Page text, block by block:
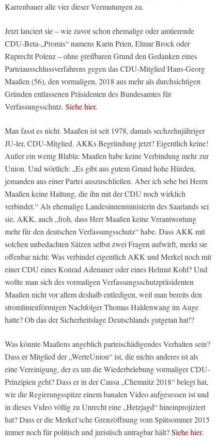
Karrenbauer alle vier dieser Vermutungen zu.
Jetzt lanciert sie – wie zuvor schon ehemalige oder amtierende
CDU-Beta-„Promis“ namens Karin Prien, Elmar Brock oder
Ruprecht Polenz – ohne greifbaren Grund den Gedanken eines
Parteiausschlussverfahrens gegen das CDU-Mitglied Hans-Georg
Maaßen (56), den vormaligen, 2018 aus mehr als durchsichtigen
Gründen entlassenen Präsidenten des Bundesamtes für
Verfassungsschutz. Siehe hier.
Man fasst es nicht. Maaßen ist seit 1978, damals sechzehnjähriger
JU-ler, CDU-Mitglied. AKKs Begründung jetzt? Eigentlich keine!
Außer ein wenig Blabla: Maaßen habe keine Verbindung mehr zur
Union. Und wörtlich: „Es gibt aus gutem Grund hohe Hürden,
jemanden aus einer Partei auszuschließen. Aber ich sehe bei Herrn
Maaßen keine Haltung, die ihn mit der CDU noch wirklich
verbindet.“ Als ehemalige Landesinnenministerin des Saarlands sei
sie, AKK, auch „froh, dass Herr Maaßen keine Verantwortung
mehr für den deutschen Verfassungsschutz“ habe. Dass AKK mit
solchen unbedachten Sätzen selbst zwei Fragen aufwirft, merkt sie
offenbar nicht: Was verbindet eigentlich AKK und Merkel noch mit
einer CDU eines Konrad Adenauer oder eines Helmut Kohl? Und
wollte man sich des vormaligen Verfassungsschutzpräsidenten
Maaßen nicht vor allem deshalb entledigen, weil man bereits den
stromlinienförmigen Nachfolger Thomas Haldenwang im Auge
hatte? Ob das der Sicherheitslage Deutschlands gutgetan hat!?
Was könnte Maaßens angeblich parteischädigendes Verhalten sein?
Dass er Mitglied der „WerteUnion“ ist, die nichts anderes ist als
eine Vereinigung, der es um die Wiederbelebung vormaliger CDU-
Prinzipien geht? Dass er in der Causa „Chemnitz 2018“ belegt hat,
wie die Regierungsspitze einem banalen Video aufgesessen ist und
in dieses Video völlig zu Unrecht eine „Hetzjagd“ hineinprojiziert
hat? Dass er die Merkel’sche Grenzöffnung vom Spätsommer 2015
immer noch für politisch und juristisch untragbar hält?Siehe hier.